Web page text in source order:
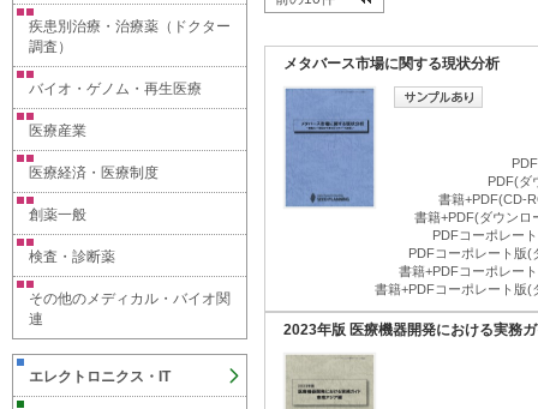
メタバース市場に関する現状分析
PDF(ダ
書籍+PDF(CD-
書籍+PDF(ダウンロ
PDFコーポレー
PDFコーポレート版(
書籍+PDFコーポレー
書籍+PDFコーポレート版(
2023年版 医療機器開発における実務
疾患別治療・治療薬（ドクター
調査）
バイオ・ゲノム・再生医療
医療産業
医療経済・医療制度
創薬一般
検査・診断薬
その他のメディカル・バイオ関
連
エレクトロニクス・IT